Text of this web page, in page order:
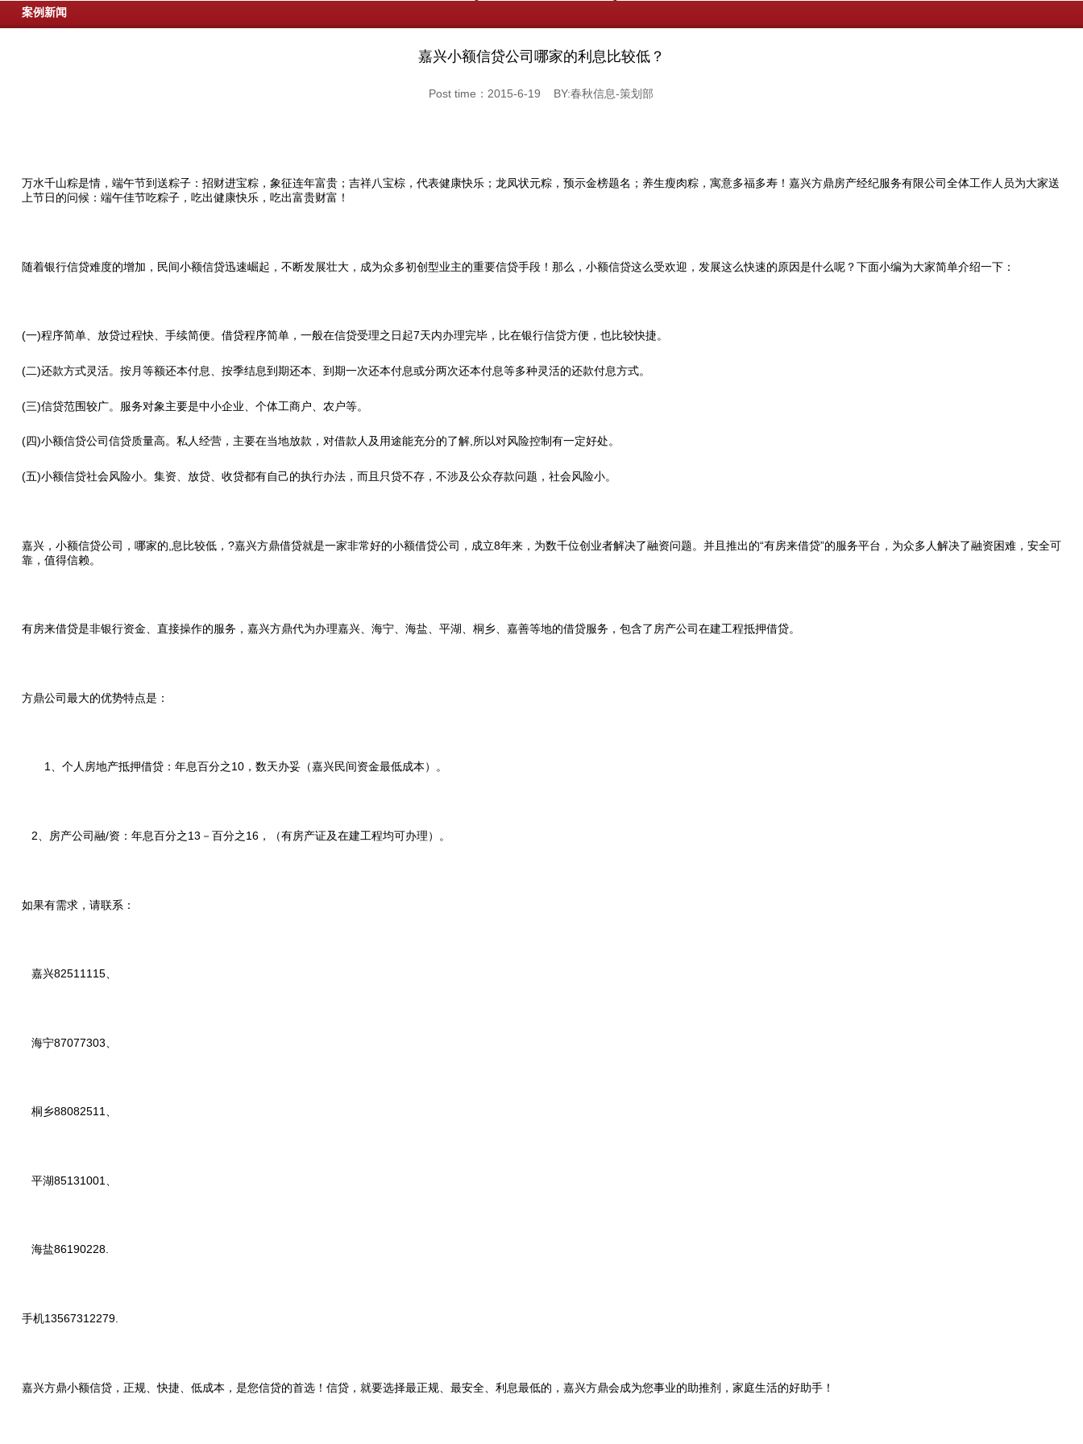
案例新闻
嘉兴小额信贷公司哪家的利息比较低？
Post time：2015-6-19 BY:春秋信息-策划部
万水千山粽是情，端午节到送粽子：招财进宝粽，象征连年富贵；吉祥八宝棕，代表健康快乐；龙凤状元粽，预示金榜题名；养生瘦肉粽，寓意多福多寿！嘉兴方鼎房产经纪服务有限公司全体工作人员为大家送
上节日的问候：端午佳节吃粽子，吃出健康快乐，吃出富贵财富！
随着银行信贷难度的增加，民间小额信贷迅速崛起，不断发展壮大，成为众多初创型业主的重要信贷手段！那么，小额信贷这么受欢迎，发展这么快速的原因是什么呢？下面小编为大家简单介绍一下：
(一)程序简单、放贷过程快、手续简便。借贷程序简单，一般在信贷受理之日起7天内办理完毕，比在银行信贷方便，也比较快捷。
(二)还款方式灵活。按月等额还本付息、按季结息到期还本、到期一次还本付息或分两次还本付息等多种灵活的还款付息方式。
(三)信贷范围较广。服务对象主要是中小企业、个体工商户、农户等。
(四)小额信贷公司信贷质量高。私人经营，主要在当地放款，对借款人及用途能充分的了解,所以对风险控制有一定好处。
(五)小额信贷社会风险小。集资、放贷、收贷都有自己的执行办法，而且只贷不存，不涉及公众存款问题，社会风险小。
嘉兴，小额信贷公司，哪家的,息比较低，?嘉兴方鼎借贷就是一家非常好的小额借贷公司，成立8年来，为数千位创业者解决了融资问题。并且推出的“有房来借贷”的服务平台，为众多人解决了融资困难，安全可
靠，值得信赖。
有房来借贷是非银行资金、直接操作的服务，嘉兴方鼎代为办理嘉兴、海宁、海盐、平湖、桐乡、嘉善等地的借贷服务，包含了房产公司在建工程抵押借贷。
方鼎公司最大的优势特点是：
1、个人房地产抵押借贷：年息百分之10，数天办妥（嘉兴民间资金最低成本）。
2、房产公司融/资：年息百分之13－ 百分之16，（有房产证及在建工程均可办理）。
如果有需求，请联系：
嘉兴82511115、
海宁87077303、
桐乡88082511、
平湖85131001、
海盐86190228.
手机13567312279.
嘉兴方鼎小额信贷，正规、快捷、低成本，是您信贷的首选！信贷，就要选择最正规、最安全、利息最低的，嘉兴方鼎会成为您事业的助推剂，家庭生活的好助手！